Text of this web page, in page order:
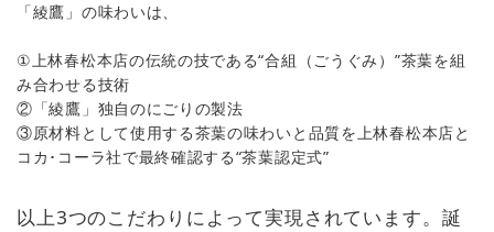
「綾鷹」の味わいは、
①上林春松本店の伝統の技である“合組（ごうぐみ）”茶葉を組
み合わせる技術
②「綾鷹」独自のにごりの製法
③原材料として使用する茶葉の味わいと品質を上林春松本店と
コカ･コーラ社で最終確認する“茶葉認定式”
以上3つのこだわりによって実現されています。誕